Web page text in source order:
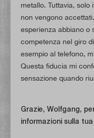
metallo. Tuttavia,
non vengono
esperienza abbiano o
competenza nel giro
esempio al telefono,
Questa fiducia mi
sensazione quando
Grazie, Wolfgang,
informazioni sulla